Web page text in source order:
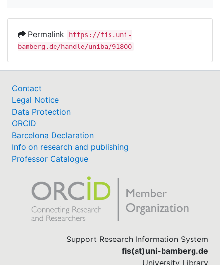
Permalink
https://fis.uni-
bamberg.de/handle/uniba/91800
Contact
Legal Notice
Data Protection
ORCID
Barcelona Declaration
Info on research and publishing
Professor Catalogue
Support Research Information System
fis(at)uni-bamberg.de
University Library